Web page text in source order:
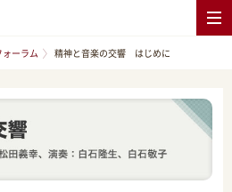
ーラム 精神と音楽の交響 はじめに